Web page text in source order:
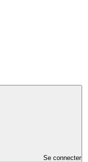
Se connecter